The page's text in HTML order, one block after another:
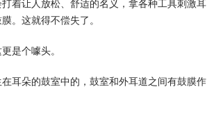
着让人放松、舒适的名义，拿各种工具刺激耳
。这就得不偿失了。
是个噱头。
耳朵的鼓室中的，鼓室和外耳道之间有鼓膜作